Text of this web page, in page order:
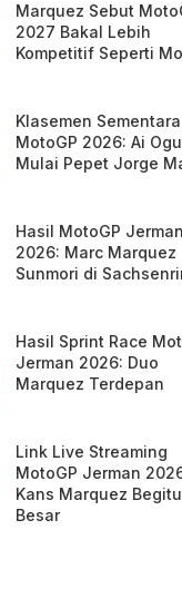
Marquez Sebut
2027 Bakal Lebih
Kompetitif Seperti
Klasemen Sementara
MotoGP 2026: Ai
Mulai Pepet Jorge
Hasil MotoGP Jerman
2026: Marc Marquez
Sunmori di
Hasil Sprint Race
Jerman 2026: Duo
Marquez Terdepan
Link Live Streaming
MotoGP Jerman
Kans Marquez Begitu
Besar